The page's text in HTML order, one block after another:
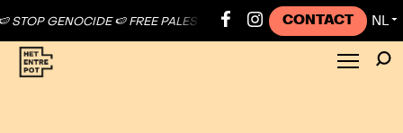
STOP GENOCIDE 🍉 FREE PALESTINE ● 🍉 STOP GENOCIDE 🍉 FREE
CONTACT NL ▼